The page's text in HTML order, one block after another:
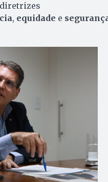
, equidade e